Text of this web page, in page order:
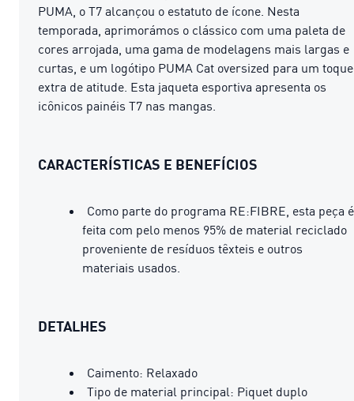
PUMA, o T7 alcançou o estatuto de ícone. Nesta
temporada, aprimorámos o clássico com uma paleta de
cores arrojada, uma gama de modelagens mais largas e
curtas, e um logótipo PUMA Cat oversized para um toque
extra de atitude. Esta jaqueta esportiva apresenta os
icônicos painéis T7 nas mangas.
CARACTERÍSTICAS E BENEFÍCIOS
Como parte do programa RE:FIBRE, esta peça é
feita com pelo menos 95% de material reciclado
proveniente de resíduos têxteis e outros
materiais usados.
DETALHES
Caimento: Relaxado
Tipo de material principal: Piquet duplo